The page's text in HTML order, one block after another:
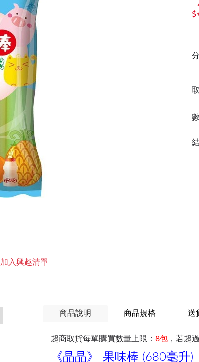
加入興趣清單
$
商品說明 商品規格 送
超商取貨每單購買數量上限： 8包 ，若超
《晶晶》 果味棒 (680毫升)